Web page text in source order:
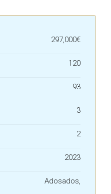
297,000€
120
93
3
2
2023
Adosados,